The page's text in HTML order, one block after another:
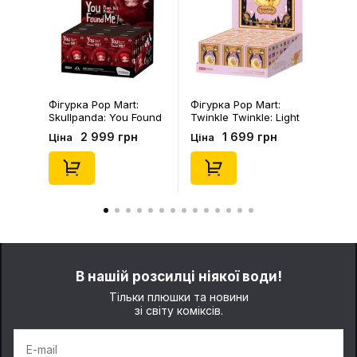
Фігурка Pop Mart:
Skullpanda: You Found
Me!: Plush Doll Pendant
Series (Blind Box: 1 з
10) (Secret Edition),
(29347)
Ціна 2 999 грн
Фігурка Pop Mart:
Twinkle Twinkle: Light
Up: Scene Sets Series
(Blind Box: 1 з 10)
(Secret Edition),
(21372)
Ціна 1 699 грн
В нашій розсилці ніякої води!
Тільки плюшки та новини
зі світу коміксів.
E-mail